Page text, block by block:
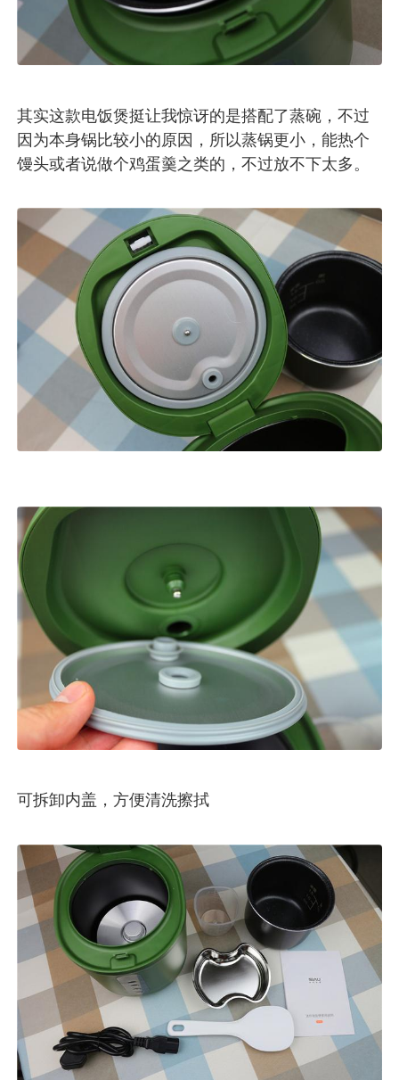
其实这款电饭煲挺让我惊讶的是搭配了蒸碗，不过
因为本身锅比较小的原因，所以蒸锅更小，能热个
馒头或者说做个鸡蛋羹之类的，不过放不下太多。
可拆卸内盖，方便清洗擦拭